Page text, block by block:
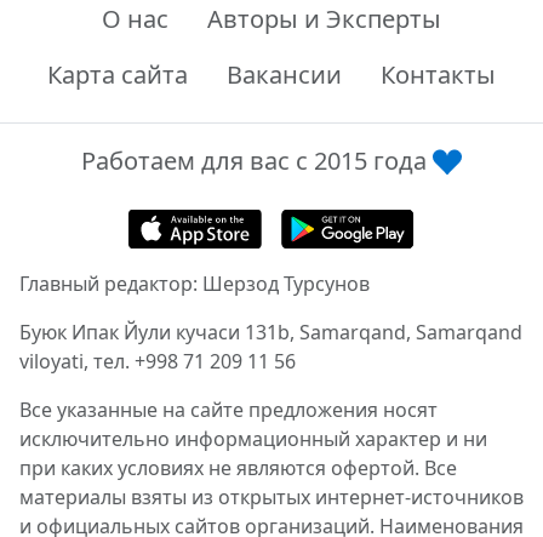
О нас
Авторы и Эксперты
Карта сайта
Вакансии Контакты
Работаем для вас с 2015 года
Главный редактор: Шерзод Турсунов
Буюк Ипак Йули кучаси 131b, Samarqand, Samarqand
viloyati, тел. +998 71 209 11 56
Все указанные на сайте предложения носят
исключительно информационный характер и ни
при каких условиях не являются офертой. Все
материалы взяты из открытых интернет-источников
и официальных сайтов организаций. Наименования